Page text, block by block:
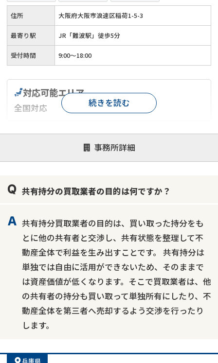
住所 大阪府大阪市浪速区稲荷1-5-3
最寄り駅 JR「難波駅」徒歩5分
受付時間 9:00～18:00
事務所詳細
対応可能エリア
全国対応
対応が親身 オンライン面談可能
レスポンスが早い
1億円以上の買取可
続きを読む
共有持分の買取業者の目的は何ですか？
共有持分買取業者の目的は、買い取った持分をも
とに他の共有者と交渉し、共有状態を整理して不
動産全体で利益を生み出すことです。 共有持分は
単独では自由に活用ができないため、そのままで
は資産価値が低くなります。そこで買取業者は、他
の共有者の持分も買い取って単独所有にしたり、不
動産全体を第三者へ売却するよう交渉を行ったり
します。
兵庫県